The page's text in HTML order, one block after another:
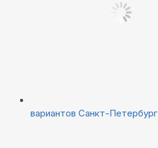
вариантов Санкт-Петербург